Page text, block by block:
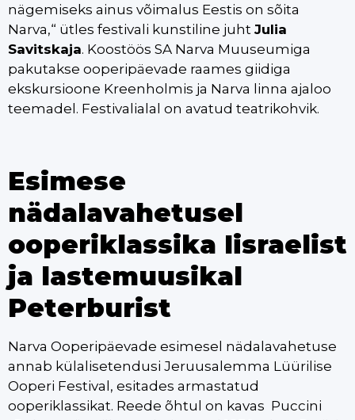
nägemiseks ainus võimalus Eestis on sõita
Narva,“ ütles festivali kunstiline juht Julia
Savitskaja. Koostöös SA Narva Muuseumiga
pakutakse ooperipäevade raames giidiga
ekskursioone Kreenholmis ja Narva linna ajaloo
teemadel. Festivalialal on avatud teatrikohvik.
Esimese
nädalavahetusel
ooperiklassika Iisraelist
ja lastemuusikal
Peterburist
Narva Ooperipäevade esimesel nädalavahetuse
annab külalisetendusi Jeruusalemma Lüürilise
Ooperi Festival, esitades armastatud
ooperiklassikat. Reede õhtul on kavas Puccini